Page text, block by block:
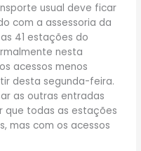
usual deve ficar
com a assessoria da
41 estações do
nesta
acessos menos
desta segunda-feira.
as outras entradas
que todas as estações
mas com os acessos